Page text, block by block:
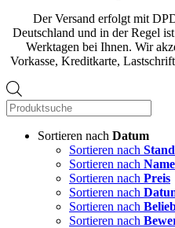
Der Versand erfolgt mit
Deutschland und in der Regel
Werktagen bei Ihnen. Wir
Vorkasse, Kreditkarte,
search
Sortieren nach Datum
Sortieren nach
Sortieren nach Name
Sortieren nach Preis
Sortieren nach
Sortieren nach
Sortieren nach